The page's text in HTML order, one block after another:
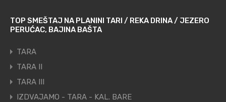
TOP SMEŠTAJ NA PLANINI TARI / REKA DRINA / JEZERO
PERUĆAC, BAJINA BAŠTA
TARA
TARA II
TARA III
IZDVAJAMO - TARA - KAL. BARE